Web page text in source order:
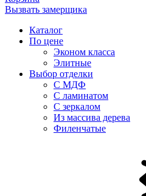
Вызвать замерщика
Каталог
По цене
Эконом класса
Элитные
Выбор отделки
С МДФ
С ламинатом
С зеркалом
Из массива дерева
Филенчатые